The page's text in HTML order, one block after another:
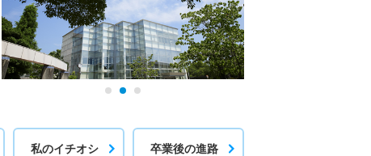
私のイチオシ 卒業後の進路